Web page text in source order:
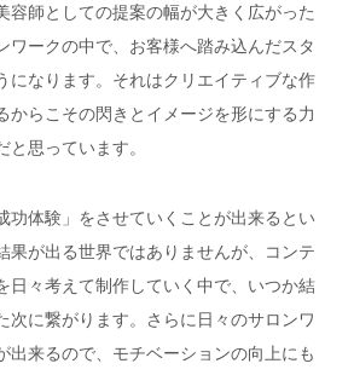
容師としての提案の幅が大きく広がった
ワークの中で、お客様へ踏み込んだスタ
になります。それはクリエイティブな作
からこその閃きとイメージを形にする力
と思っています。
功体験」をさせていくことが出来るとい
果が出る世界ではありませんが、コンテ
日々考えて制作していく中で、いつか結
次に繋がります。さらに日々のサロンワ
出来るので、モチベーションの向上にも